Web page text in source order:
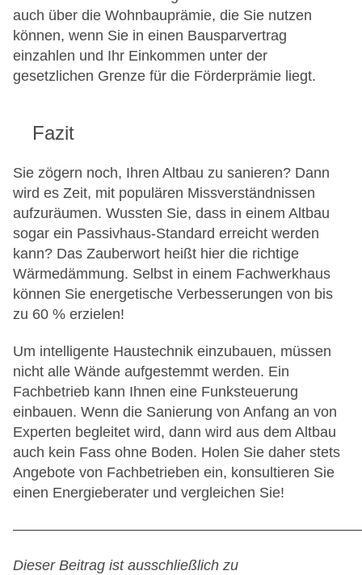
auch über die Wohnbauprämie, die Sie nutzen
können, wenn Sie in einen Bausparvertrag
einzahlen und Ihr Einkommen unter der
gesetzlichen Grenze für die Förderprämie liegt.
Fazit
Sie zögern noch, Ihren Altbau zu sanieren? Dann
wird es Zeit, mit populären Missverständnissen
aufzuräumen. Wussten Sie, dass in einem Altbau
sogar ein Passivhaus-Standard erreicht werden
kann? Das Zauberwort heißt hier die richtige
Wärmedämmung. Selbst in einem Fachwerkhaus
können Sie energetische Verbesserungen von bis
zu 60 % erzielen!
Um intelligente Haustechnik einzubauen, müssen
nicht alle Wände aufgestemmt werden. Ein
Fachbetrieb kann Ihnen eine Funksteuerung
einbauen. Wenn die Sanierung von Anfang an von
Experten begleitet wird, dann wird aus dem Altbau
auch kein Fass ohne Boden. Holen Sie daher stets
Angebote von Fachbetrieben ein, konsultieren Sie
einen Energieberater und vergleichen Sie!
Dieser Beitrag ist ausschließlich zu